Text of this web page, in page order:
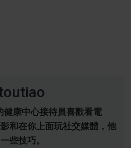
健康中心接待員喜歡看電
和在你上面玩社交媒體，他
些技巧。